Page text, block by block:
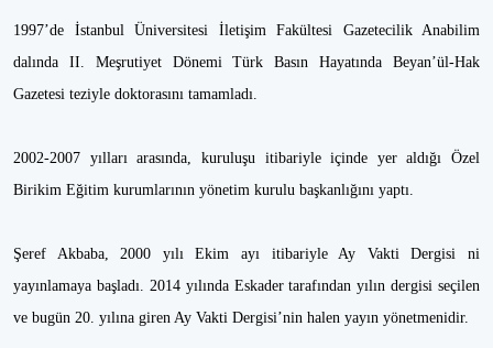
1997’de İstanbul Üniversitesi İletişim Fakültesi Gazetecilik Anabilim
dalında II. Meşrutiyet Dönemi Türk Basın Hayatında Beyan’ül-Hak
Gazetesi teziyle doktorasını tamamladı.
2002-2007 yılları arasında, kuruluşu itibariyle içinde yer aldığı Özel
Birikim Eğitim kurumlarının yönetim kurulu başkanlığını yaptı.
Şeref Akbaba, 2000 yılı Ekim ayı itibariyle Ay Vakti Dergisi ni
yayınlamaya başladı. 2014 yılında Eskader tarafından yılın dergisi seçilen
ve bugün 20. yılına giren Ay Vakti Dergisi’nin halen yayın yönetmenidir.